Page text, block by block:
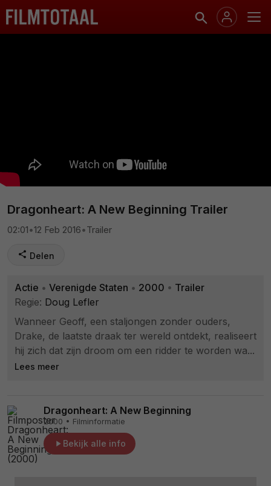
Dragonheart: A New Beginning Trailer
02:01•12 Feb 2016•Trailer
Delen
Actie • Verenigde Staten • 2000 • Trailer
Regie: Doug Lefler
Wanneer Geoff, een staljongen zonder ouders,
Drake, de laatste draak ter wereld ontdekt, realiseert
hij zich dat zijn droom om een ridder te worden wa...
Lees meer
Dragonheart: A New Beginning
2000 • Filminformatie
Bekijk alle info